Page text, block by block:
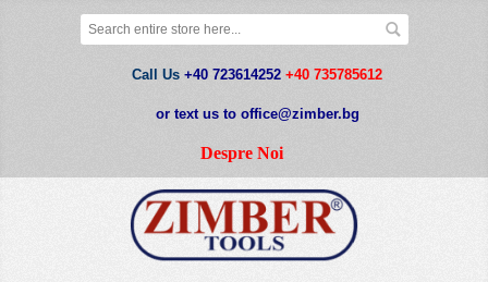
Call Us +40 723614252 +40 735785612
or text us to office@zimber.bg
Despre Noi